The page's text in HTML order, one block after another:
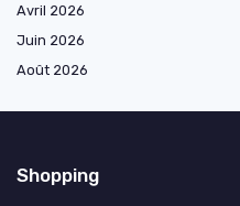
Avril 2026
Juin 2026
Août 2026
Shopping